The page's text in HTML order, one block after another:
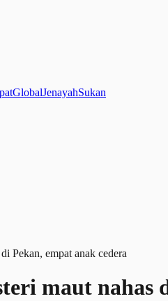
GlobalJenayahSukan
maut nahas